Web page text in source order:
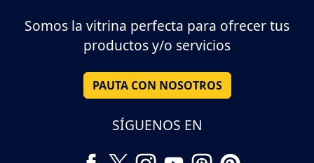
Somos la vitrina perfecta para ofrecer tus
productos y/o servicios
PAUTA CON NOSOTROS
SÍGUENOS EN